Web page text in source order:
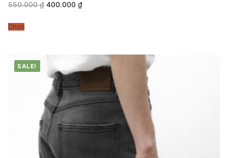
550.000₫ Giá
gốc
400.000 ₫Giá
Chọn
SALE!